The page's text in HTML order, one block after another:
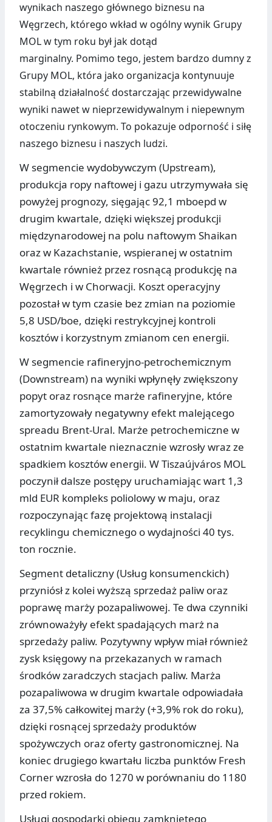
wynikach naszego głównego biznesu na
Węgrzech, którego wkład w ogólny wynik Grupy
MOL w tym roku był jak dotąd
marginalny. Pomimo tego, jestem bardzo dumny z
Grupy MOL, która jako organizacja kontynuuje
stabilną działalność dostarczając przewidywalne
wyniki nawet w nieprzewidywalnym i niepewnym
otoczeniu rynkowym. To pokazuje odporność i siłę
naszego biznesu i naszych ludzi.
W segmencie wydobywczym (Upstream),
produkcja ropy naftowej i gazu utrzymywała się
powyżej prognozy, sięgając 92,1 mboepd w
drugim kwartale, dzięki większej produkcji
międzynarodowej na polu naftowym Shaikan
oraz w Kazachstanie, wspieranej w ostatnim
kwartale również przez rosnącą produkcję na
Węgrzech i w Chorwacji. Koszt operacyjny
pozostał w tym czasie bez zmian na poziomie
5,8 USD/boe, dzięki restrykcyjnej kontroli
kosztów i korzystnym zmianom cen energii.
W segmencie rafineryjno-petrochemicznym
(Downstream) na wyniki wpłynęły zwiększony
popyt oraz rosnące marże rafineryjne, które
zamortyzowały negatywny efekt malejącego
spreadu Brent-Ural. Marże petrochemiczne w
ostatnim kwartale nieznacznie wzrosły wraz ze
spadkiem kosztów energii. W Tiszaújváros MOL
poczynił dalsze postępy uruchamiając wart 1,3
mld EUR kompleks poliolowy w maju, oraz
rozpoczynając fazę projektową instalacji
recyklingu chemicznego o wydajności 40 tys.
ton rocznie.
Segment detaliczny (Usług konsumenckich)
przyniósł z kolei wyższą sprzedaż paliw oraz
poprawę marży pozapaliwowej. Te dwa czynniki
zrównoważyły efekt spadających marż na
sprzedaży paliw. Pozytywny wpływ miał również
zysk księgowy na przekazanych w ramach
środków zaradczych stacjach paliw. Marża
pozapaliwowa w drugim kwartale odpowiadała
za 37,5% całkowitej marży (+3,9% rok do roku),
dzięki rosnącej sprzedaży produktów
spożywczych oraz oferty gastronomicznej. Na
koniec drugiego kwartału liczba punktów Fresh
Corner wzrosła do 1270 w porównaniu do 1180
przed rokiem.
Usługi gospodarki obiegu zamkniętego